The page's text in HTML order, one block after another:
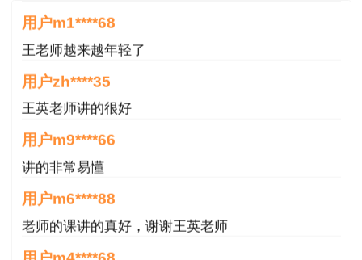
用户m1****68
王老师越来越年轻了
用户zh****35
王英老师讲的很好
用户m9****66
讲的非常易懂
用户m6****88
老师的课讲的真好，谢谢王英老师